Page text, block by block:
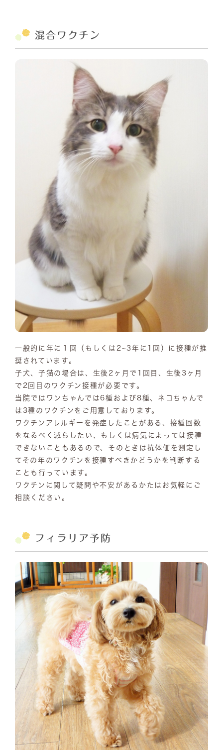
混合ワクチン
一般的に年に１回（もしくは2~3年に1回）に接種が推
奨されています。
子犬、子猫の場合は、生後2ヶ月で1回目、生後3ヶ月
で2回目のワクチン接種が必要です。
当院ではワンちゃんでは6種および8種、ネコちゃんで
は3種のワクチンをご用意しております。
ワクチンアレルギーを発症したことがある、接種回数
をなるべく減らしたい、もしくは病気によっては接種
できないこともあるので、そのときは抗体価を測定し
てその年のワクチンを接種すべきかどうかを判断する
ことも行っています。
ワクチンに関して疑問や不安があるかたはお気軽にご
相談ください。
フィラリア予防